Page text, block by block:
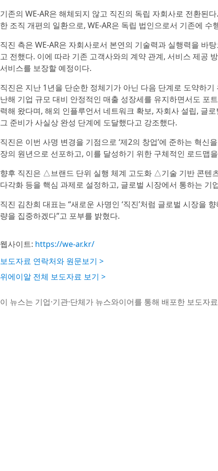
기존의 WE-AR은 해체되지 않고 직진의 독립 자회사로 전환된
한 조직 개편의 일환으로, WE-AR은 독립 법인으로서 기존에
직진 측은 WE-AR은 자회사로서 본연의 기술력과 실행력을 바
고 전했다. 이에 따라 기존 고객사와의 계약 관계, 서비스 제공
서비스를 보장할 예정이다.
직진은 지난 1년을 단순한 정체기가 아닌 다음 단계로 도약하
난해 기업 규모 대비 안정적인 매출 성장세를 유지하면서도 포
력해 왔다며, 해외 인플루언서 네트워크 확보, 자회사 설립, 글
그 준비가 사실상 완성 단계에 도달했다고 강조했다.
직진은 이번 사명 변경을 기점으로 ‘제2의 창업’에 준하는 혁
장의 원년으로 선포하고, 이를 달성하기 위한 구체적인 로드맵
향후 직진은 △브랜드 단위 실행 체계 고도화 △기술 기반 콘
다각화 등을 핵심 과제로 설정하고, 글로벌 시장에서 통하는 기
직진 김찬희 대표는 “새로운 사명인 ‘직진’처럼 글로벌 시장을
량을 집중하겠다”고 포부를 밝혔다.
웹사이트: https://we-ar.kr/
보도자료 연락처와 원문보기 >
위에이알 전체 보도자료 보기 >
이 뉴스는 기업·기관·단체가 뉴스와이어를 통해 배포한 보도자